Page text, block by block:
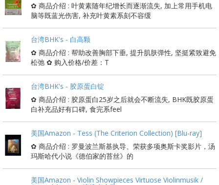
✿ 商品介绍 : 叶黄素随年纪增长而逐渐流失, 加上常用手机电
脑等既蓝光伤害, 补充叶黄素系刻不容缓
台湾BHK's - 白高颗
✿ 商品介绍 : 帮助改善胸部下垂, 提升肌肤弹性, 坚挺紧致避免
松弛 ✿ 购入价格/价差：T
台湾BHK's - 胶原蛋白锭
✿ 商品介绍 : 胶原蛋白25岁之后就会不断流失, BHK既胶原蛋
白补充品好有口碑, 食完系feel
美国Amazon - Tess (The Criterion Collection) [Blu-ray]
✿ 商品介绍 : 罗曼波兰斯基执导、荣获多项奥斯卡奖影片，汤
玛斯哈代小说《德伯家的苔丝》的
美国Amazon - Violin Showpieces Virtuose Violinmusik /